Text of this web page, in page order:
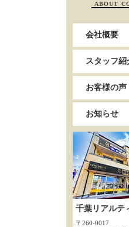
ABOUT
会社概要
スタッフ紹
お客様の声
お知らせ
千葉リアルテ
〒260-0017